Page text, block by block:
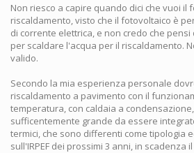
Non riesco a capire quando dici che vuoi il
riscaldamento, visto che il fotovoltaico è
di corrente elettrica, e non credo che
per scaldare l'acqua per il riscaldamento.
valido.
Secondo la mia esperienza personale
riscaldamento a pavimento con il
temperatura, con caldaia a
sufficentemente grande da essere
termici, che sono differenti come tipologia
sull'IRPEF dei prossimi 3 anni, in scadenza il